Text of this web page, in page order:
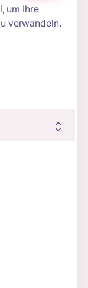
um Ihre
verwandeln.